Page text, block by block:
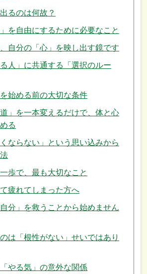
るのは何故？
」を自由にするために必要なこと
自分の「心」を映し出す鏡です
る人」に共通する「選択のルー
始める前の大切な条件
道」を一本変えるだけで、体と心
る
くならない」という思い込みから
歩で、最も大切なこと
疲れてしまった方へ
自分」を救うことから始めません
は「根性がない」せいではあり
やる気」の意外な関係